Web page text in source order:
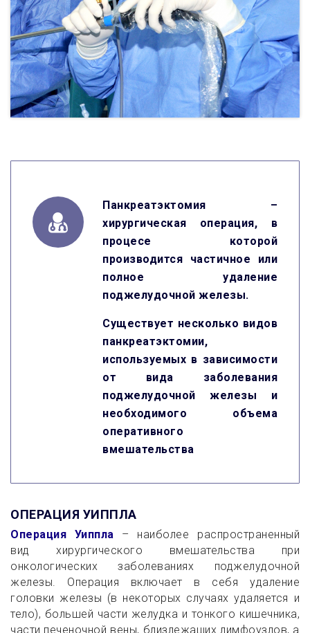
Панкреатэктомия –
хирургическая операция, в
процесе которой
производится частичное или
полное удаление
поджелудочной железы.
Существует несколько видов
панкреатэктомии,
используемых в зависимости
от вида заболевания
поджелудочной железы и
необходимого объема
оперативного
вмешательства
ОПЕРАЦИЯ УИППЛА
Операция Уиппла – наиболее распространенный
вид хирургического вмешательства при
онкологических заболеваниях поджелудочной
железы. Операция включает в себя удаление
головки железы (в некоторых случаях удаляется и
тело), большей части желудка и тонкого кишечника,
части печеночной вены, близлежащих лимфоузлов, а